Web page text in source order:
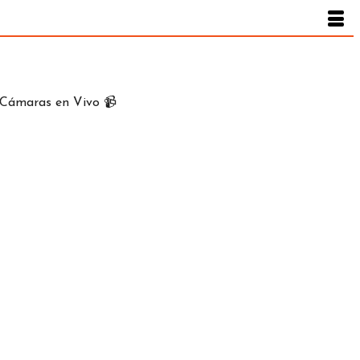
Cámaras en Vivo 📹